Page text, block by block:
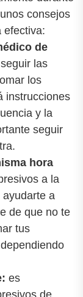
consejos
efectiva:
de
las
los
instrucciones
y la
seguir
hora
a la
a
de que no te
tus
es